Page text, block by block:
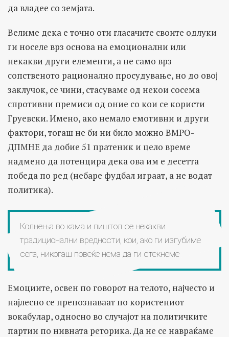
да владее со земјата.
Велиме дека е точно оти гласачите своите одлуки
ги носеле врз основа на емоционални или
некакви други елементи, а не само врз
сопственото рационално просудување, но до овој
заклучок, се чини, стасуваме од некои сосема
спротивни премиси од оние со кои се користи
Груевски. Имено, ако немало емотивни и други
фактори, тогаш не би ни било можно ВМРО-
ДПМНЕ да добие 51 пратеник и цело време
надмено да потенцира дека ова им е десетта
победа по ред (небаре фудбал играат, а не водат
политика).
Колнења во кама и пиштол се некакви
традиционални вредности, кои, ако ги изгубиме
сега, никогаш повеќе нема да ги стекнеме
Емоциите, освен по говорот на телото, најчесто и
најлесно се препознаваат по користениот
вокабулар, односно во случајот на политичките
партии по нивната реторика. Да не се навраќаме